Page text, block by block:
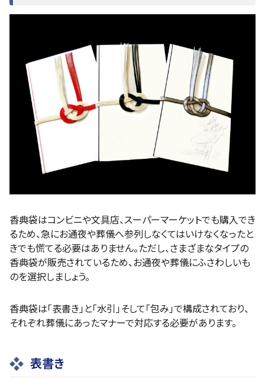
香典袋はコンビニや文具店、スーパーマーケットでも購入でき
るため、急にお通夜や葬儀へ参列しなくてはいけなくなったと
きでも慌てる必要はありません。ただし、さまざまなタイプの
香典袋が販売されているため、お通夜や葬儀にふさわしいも
のを選択しましょう。
香典袋は「表書き」と「水引」そして「包み」で構成されており、
それぞれ葬儀にあったマナーで対応する必要があります。
表書き